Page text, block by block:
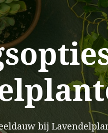
bij